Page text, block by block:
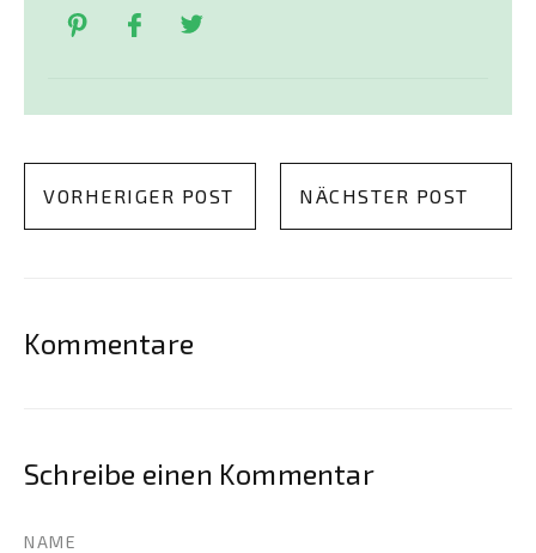
VORHERIGER POST NÄCHSTER POST
Kommentare
Schreibe einen Kommentar
NAME